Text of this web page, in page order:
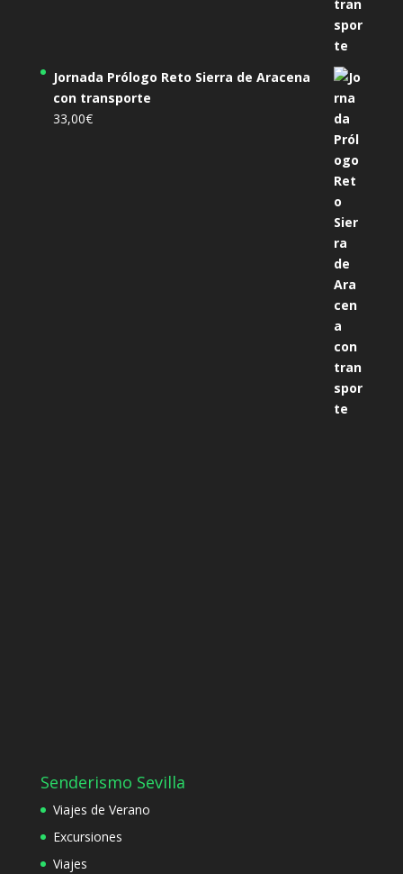
Jornada Prólogo Reto Sierra de Aracena
con transporte
33,00€
Senderismo Sevilla
Viajes de Verano
Excursiones
Viajes